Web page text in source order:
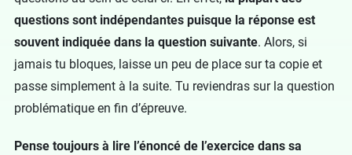
questions sont indépendantes puisque la réponse est
souvent indiquée dans la question suivante. Alors, si
jamais tu bloques, laisse un peu de place sur ta copie et
passe simplement à la suite. Tu reviendras sur la question
problématique en fin d’épreuve.
Pense toujours à lire l’énoncé de l’exercice dans sa